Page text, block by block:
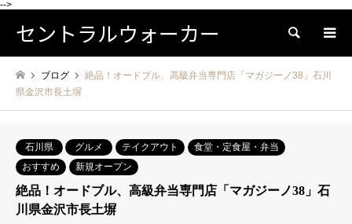
-->
セントラルウォーカー 検索
ブログ
絶品！オードブル、高級弁当専門店「マガジーノ38」石川
県金沢市長土塀
石川県 グルメ テイクアウト
食堂・定食屋・弁当
おすすめ
新規オープン
絶品！オードブル、高級弁当専門店「マガジーノ38」石
川県金沢市長土塀